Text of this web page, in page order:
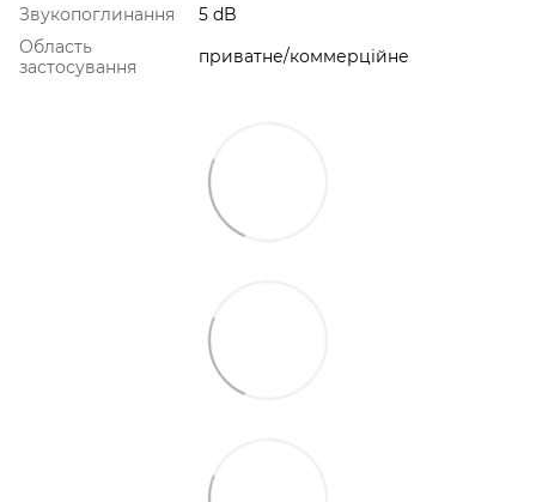
Звукопоглинання
5 dB
Область
застосування
приватне/коммерційне